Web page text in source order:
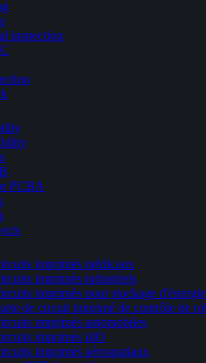
inspection
PCBA
imprimés médicaux
imprimés industriels
imprimés pour stockage d'énergie
de circuit imprimé de contrôle de
imprimés automobiles
imprimés IdO
imprimés aérospatiaux